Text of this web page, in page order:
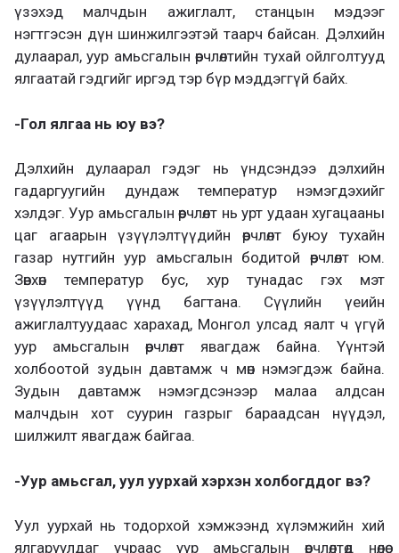
үзэхэд малчдын ажиглалт, станцын мэдээг
нэгтгэсэн дүн шинжилгээтэй таарч байсан. Дэлхийн
дулаарал, уур амьсгалын өөрчлөлтийн тухай ойлголтууд
ялгаатай гэдгийг иргэд тэр бүр мэддэггүй байх.
-Гол ялгаа нь юу вэ?
Дэлхийн дулаарал гэдэг нь үндсэндээ дэлхийн
гадаргуугийн дундаж температур нэмэгдэхийг
хэлдэг. Уур амьсгалын өөрчлөлт нь урт удаан хугацааны
цаг агаарын үзүүлэлтүүдийн өөрчлөлт буюу тухайн
газар нутгийн уур амьсгалын бодитой өөрчлөлт юм.
Зөвхөн температур бус, хур тунадас гэх мэт
үзүүлэлтүүд үүнд багтана. Сүүлийн үеийн
ажиглалтуудаас харахад, Монгол улсад яалт ч үгүй
уур амьсгалын өөрчлөлт явагдаж байна. Үүнтэй
холбоотой зудын давтамж ч мөн нэмэгдэж байна.
Зудын давтамж нэмэгдсэнээр малаа алдсан
малчдын хот суурин газрыг бараадсан нүүдэл,
шилжилт явагдаж байгаа.
-Уур амьсгал, уул уурхай хэрхэн холбогддог вэ?
Уул уурхай нь тодорхой хэмжээнд хүлэмжийн хий
ялгаруулдаг учраас уур амьсгалын өөрчлөлтөд нөлөө